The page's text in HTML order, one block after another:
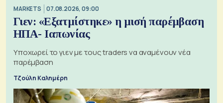
MARKETS 07.08.2026, 09:00
Γιεν: «Εξατμίστηκε» η μισή παρέμβαση
ΗΠΑ- Ιαπωνίας
Υποχωρεί το γιεν με τους traders να αναμένουν νέα
παρέμβαση
Τζούλη Καλημέρη